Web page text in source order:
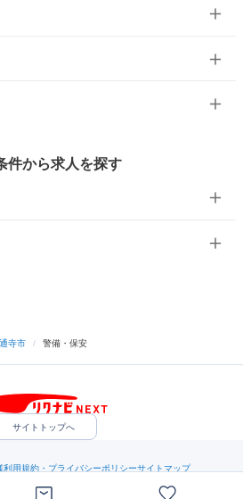
件から求人を探す
寺市 / 警備・保安
サイトトップへ
利用規約・プライバシーポリシーサイトマップ
（C）Indeed Inc.